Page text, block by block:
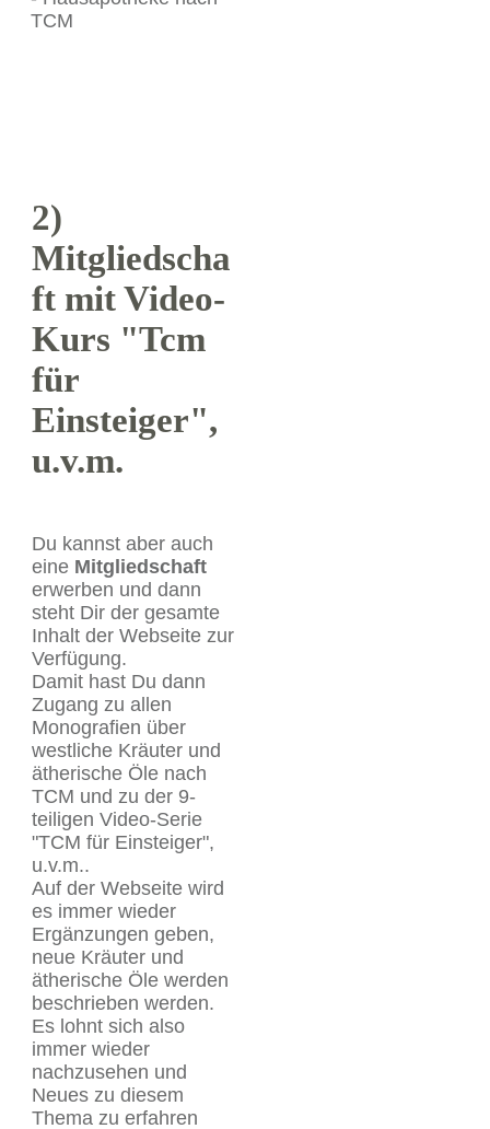
2)
Mitgliedscha
ft mit Video-
Kurs "Tcm
für
Einsteiger",
u.v.m.
Du kannst aber auch
eine Mitgliedschaft
erwerben und dann
steht Dir der gesamte
Inhalt der Webseite zur
Verfügung.
Damit hast Du dann
Zugang zu allen
Monografien über
westliche Kräuter und
ätherische Öle nach
TCM und zu der 9-
teiligen Video-Serie
"TCM für Einsteiger",
u.v.m..
Auf der Webseite wird
es immer wieder
Ergänzungen geben,
neue Kräuter und
ätherische Öle werden
beschrieben werden.
Es lohnt sich also
immer wieder
nachzusehen und
Neues zu diesem
Thema zu erfahren